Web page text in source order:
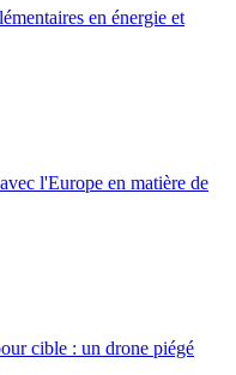
en énergie et
l'Europe en matière de
cible : un drone piégé